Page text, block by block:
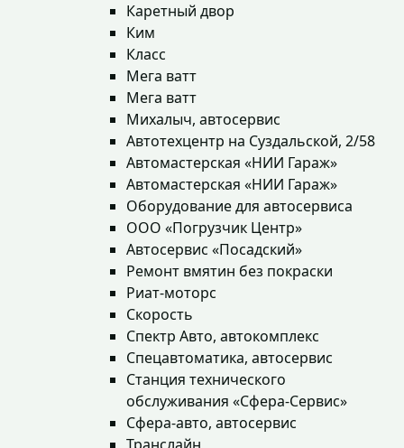
Каретный двор
Ким
Класс
Мега ватт
Мега ватт
Михалыч, автосервис
Автотехцентр на Суздальской, 2/58
Автомастерская «НИИ Гараж»
Автомастерская «НИИ Гараж»
Оборудование для автосервиса
ООО «Погрузчик Центр»
Автосервис «Посадский»
Ремонт вмятин без покраски
Риат-моторс
Скорость
Спектр Авто, автокомплекс
Спецавтоматика, автосервис
Станция технического
обслуживания «Сфера-Сервис»
Сфера-авто, автосервис